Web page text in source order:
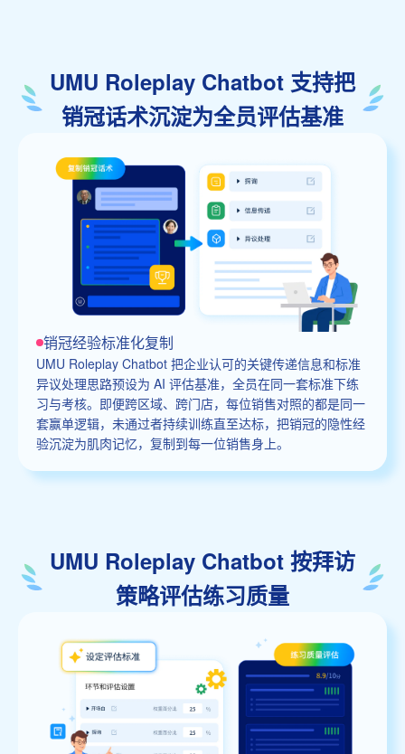
UMU Roleplay Chatbot 支持把
销冠话术沉淀为全员评估基准
销冠经验标准化复制
UMU Roleplay Chatbot 把企业认可的关键传递信息和标准
异议处理思路预设为 AI 评估基准，全员在同一套标准下练
习与考核。即便跨区域、跨门店，每位销售对照的都是同一
套赢单逻辑，未通过者持续训练直至达标，把销冠的隐性经
验沉淀为肌肉记忆，复制到每一位销售身上。
UMU Roleplay Chatbot 按拜访
策略评估练习质量